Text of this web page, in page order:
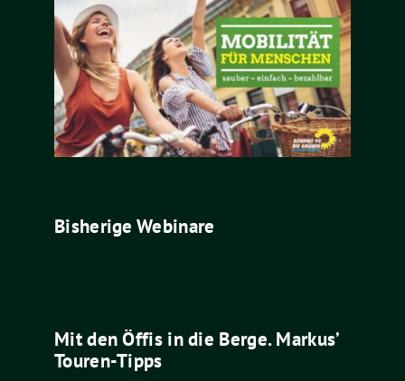
Bisherige Webinare
Mit den Öffis in die Berge. Markus’
Touren-Tipps